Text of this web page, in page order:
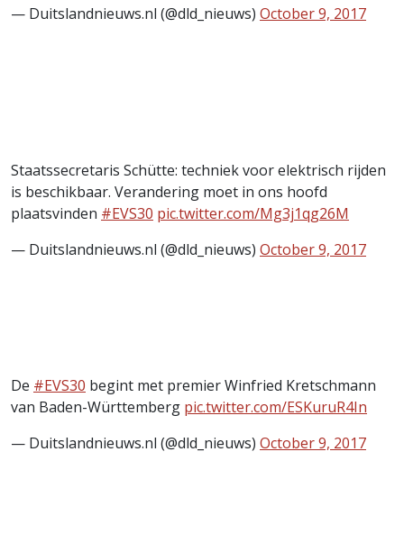
— Duitslandnieuws.nl (@dld_nieuws) October 9, 2017
Staatssecretaris Schütte: techniek voor elektrisch rijden
is beschikbaar. Verandering moet in ons hoofd
plaatsvinden #EVS30 pic.twitter.com/Mg3j1qg26M
— Duitslandnieuws.nl (@dld_nieuws) October 9, 2017
De #EVS30 begint met premier Winfried Kretschmann
van Baden-Württemberg pic.twitter.com/ESKuruR4In
— Duitslandnieuws.nl (@dld_nieuws) October 9, 2017